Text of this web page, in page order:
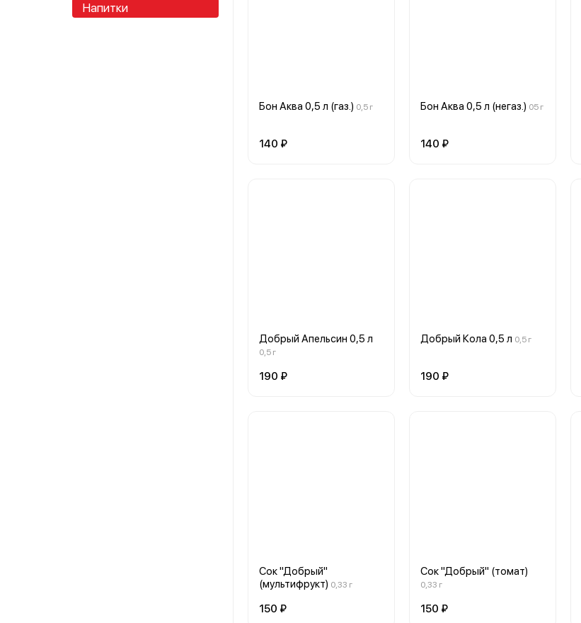
Напитки
Бон Аква 0,5 л (газ.) 0,5 г
140 ₽
Бон Аква 0,5 л (негаз.) 05 г
140 ₽
Добрый Апельсин 0,5 л
0,5 г
190 ₽
Добрый Кола 0,5 л 0,5 г
190 ₽
Сок "Добрый"
(мультифрукт) 0,33 г
150 ₽
Сок "Добрый" (томат)
0,33 г
150 ₽